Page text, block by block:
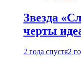
Звезда
черты
2 года спустя2